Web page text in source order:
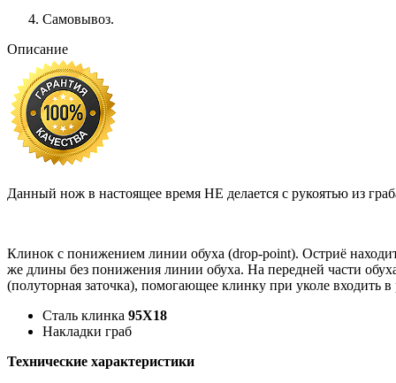
Самовывоз.
Описание
Данный нож в настоящее время НЕ делается с рукоятью из
Клинок с понижением линии обуха (drop-point). Остриё
же длины без понижения линии обуха. На передней части
(полуторная заточка), помогающее клинку при уколе входить в
Сталь клинка 95Х18
Накладки граб
Технические характеристики